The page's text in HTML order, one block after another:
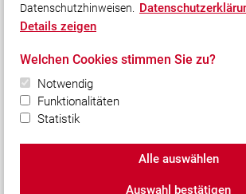
Social Media
Bleiben Sie mit uns in Kontakt und
mit uns!
© 2026 FF Breitenbrunn e.V.
Datenschutzhinweisen.
Details zeigen
Welchen Cookies stimmen Sie zu?
Notwendig
Funktionalitäten
Statistik
Alle auswählen
Auswahl bestätigen